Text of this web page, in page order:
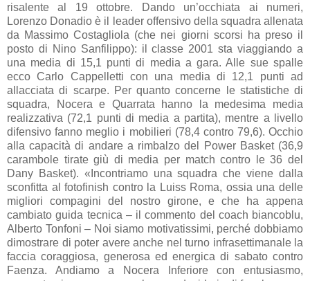
risalente al 19 ottobre. Dando un’occhiata ai numeri,
Lorenzo Donadio è il leader offensivo della squadra allenata
da Massimo Costagliola (che nei giorni scorsi ha preso il
posto di Nino Sanfilippo): il classe 2001 sta viaggiando a
una media di 15,1 punti di media a gara. Alle sue spalle
ecco Carlo Cappelletti con una media di 12,1 punti ad
allacciata di scarpe. Per quanto concerne le statistiche di
squadra, Nocera e Quarrata hanno la medesima media
realizzativa (72,1 punti di media a partita), mentre a livello
difensivo fanno meglio i mobilieri (78,4 contro 79,6). Occhio
alla capacità di andare a rimbalzo del Power Basket (36,9
carambole tirate giù di media per match contro le 36 del
Dany Basket). «Incontriamo una squadra che viene dalla
sconfitta al fotofinish contro la Luiss Roma, ossia una delle
migliori compagini del nostro girone, e che ha appena
cambiato guida tecnica – il commento del coach biancoblu,
Alberto Tonfoni – Noi siamo motivatissimi, perché dobbiamo
dimostrare di poter avere anche nel turno infrasettimanale la
faccia coraggiosa, generosa ed energica di sabato contro
Faenza. Andiamo a Nocera Inferiore con entusiasmo,